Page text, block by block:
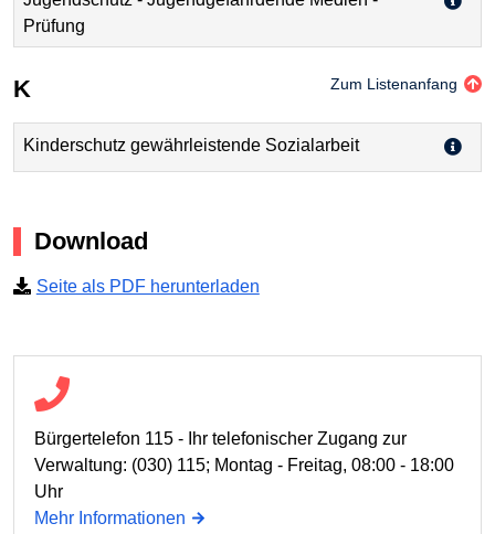
Prüfung
K Zum Listenanfang
Kinderschutz gewährleistende Sozialarbeit
Download
Seite als PDF herunterladen
Bürgertelefon 115 - Ihr telefonischer Zugang zur
Verwaltung: (030) 115; Montag - Freitag, 08:00 - 18:00
Uhr
Mehr Informationen